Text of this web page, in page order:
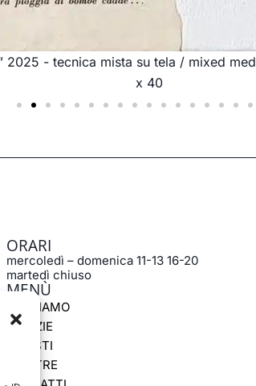
2025 - tecnica mista su tela / mixed
x 40
ORARI
mercoledì – domenica 11-13 16-20
martedì chiuso
MENÙ
CHI SIAMO
NOTIZIE
ARTISTI
MOSTRE